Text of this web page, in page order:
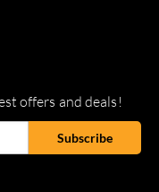
offers and deals!